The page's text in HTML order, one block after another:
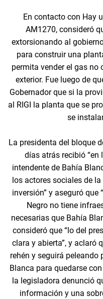
En contacto con Hay
AM1270, consideró
extorsionando al
para construir una
permita vender el gas no
exterior. Fue luego de
Gobernador que si la
al RIGI la planta que se
se
La presidenta del bloque
días atrás recibió “en
intendente de Bahía
los actores sociales de
inversión” y aseguró que
Negro no tiene
necesarias que Bahía
consideró que “lo del
clara y abierta”, y aclaró
rehén y seguirá
Blanca para quedarse
la legisladora denunció
información y una